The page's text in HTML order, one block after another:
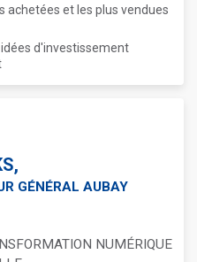
achetées et les plus vendues
idées d'investissement
GÉNÉRAL AUBAY
NUMÉRIQUE